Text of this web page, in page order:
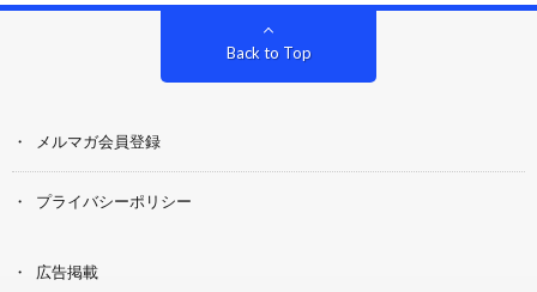
Back to Top
メルマガ会員登録
プライバシーポリシー
広告掲載